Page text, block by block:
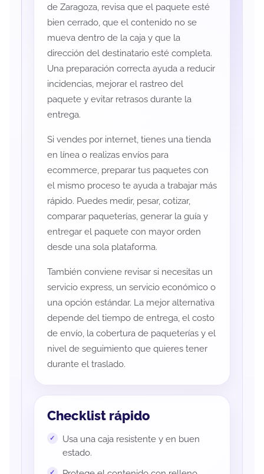
de Zaragoza, revisa que el paquete esté
bien cerrado, que el contenido no se
mueva dentro de la caja y que la
dirección del destinatario esté completa.
Una preparación correcta ayuda a reducir
incidencias, mejorar el rastreo del
paquete y evitar retrasos durante la
entrega.
Si vendes por internet, tienes una tienda
en línea o realizas envíos para
ecommerce, preparar tus paquetes con
el mismo proceso te ayuda a trabajar más
rápido. Puedes medir, pesar, cotizar,
comparar paqueterías, generar la guía y
entregar el paquete con mayor orden
desde una sola plataforma.
También conviene revisar si necesitas un
servicio express, un servicio económico o
una opción estándar. La mejor alternativa
depende del tiempo de entrega, el costo
de envío, la cobertura de paqueterías y el
nivel de seguimiento que quieres tener
durante el traslado.
Checklist rápido
Usa una caja resistente y en buen
estado.